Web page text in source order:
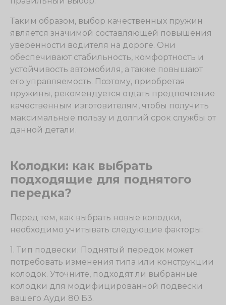
Таким образом, выбор качественных пружин
является значимой составляющей повышения
уверенности водителя на дороге. Они
обеспечивают стабильность, комфортность и
устойчивость автомобиля, а также повышают
его управляемость. Поэтому, приобретая
пружины, рекомендуется отдать предпочтение
качественным изготовителям, чтобы получить
максимальные пользу и долгий срок службы от
данной детали.
Колодки: как выбрать
подходящие для поднятого
передка?
Перед тем, как выбрать новые колодки,
необходимо учитывать следующие факторы:
1. Тип подвески. Поднятый передок может
потребовать изменения типа или конструкции
колодок. Уточните, подходят ли выбранные
колодки для модифицированной подвески
вашего Ауди 80 Б3.